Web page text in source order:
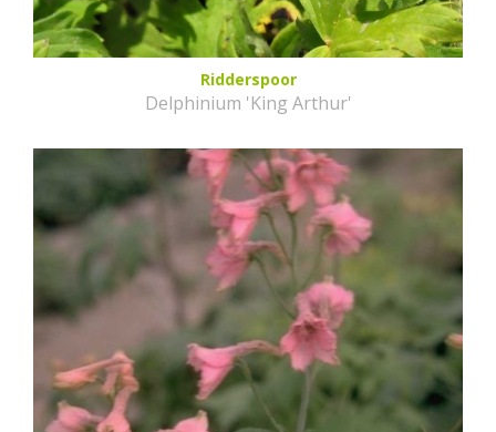
Ridderspoor
Delphinium 'King Arthur'